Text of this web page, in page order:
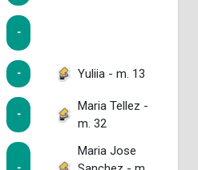
-
- Yuliia - m. 13
-
Maria Tellez -
m. 32
Maria Jose